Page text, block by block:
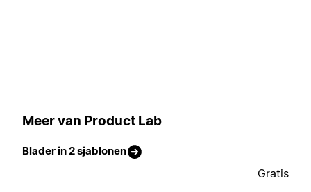
Meer van Product Lab
Blader in 2 sjablonen
Gratis